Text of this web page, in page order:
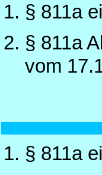
§ 811a
§ 811a
vom
§ 811a